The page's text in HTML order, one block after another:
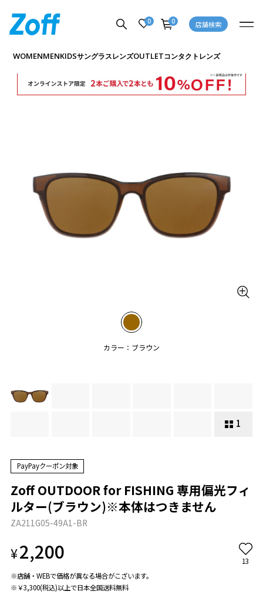
0 0 店舗検索
WOMENMENKIDSサングラスレンズOUTLETコンタクトレンズ
カラー：ブラウン
1
商品詳細ページへ
PayPayクーポン対象
Zoff OUTDOOR for FISHING 専用偏光フィ
ルター(ブラウン)※本体はつきません
ZA211G05-49A1-BR
¥2,200 13
※店舗・WEBで価格が異なる場合がこざいます。
※￥3,300(税込)以上で日本全国送料無料